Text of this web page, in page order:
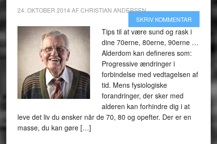
24. OKTOBER 2014 AFCHRISTIAN ANDERSEN
SKRIV KOMMENTAR
Tips til at være sund og rask i
dine 70erne, 80erne, 90erne …
Alderdom kan defineres som:
Progressive ændringer i
forbindelse med vedtagelsen af
tid. Mens fysiologiske
forandringer, der sker med
alderen kan forhindre dig i at
leve det liv du ønsker når de 70, 80 og opefter. Der er en
masse, du kan gøre […]